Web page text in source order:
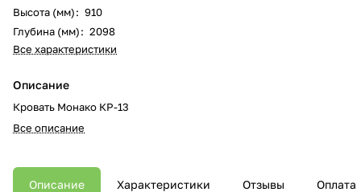
Высота (мм): 910
Глубина (мм): 2098
Все характеристики
Описание
Кровать Монако КР-13
Все описание
Описание Характеристики Отзывы Оплата